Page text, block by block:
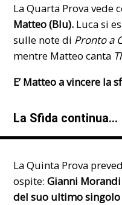
La Quarta Prova vede
Matteo (Blu). Luca si
sulle note di Pronto a
mentre Matteo canta
E’ Matteo a vincere la
La Sfida continua…
La Quinta Prova
ospite:Gianni
del suo ultimo singolo